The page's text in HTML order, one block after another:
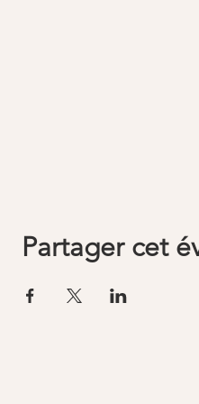
Partager cet